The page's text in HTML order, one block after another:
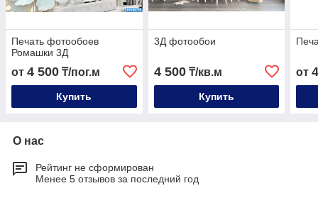
Печать фотообоев
Ромашки 3Д
от 4 500 ₸/пог.м
Купить
3Д фотообои
4 500₸/кв.м
Купить
от
О нас
Рейтинг не сформирован
Менее 5 отзывов за последний год